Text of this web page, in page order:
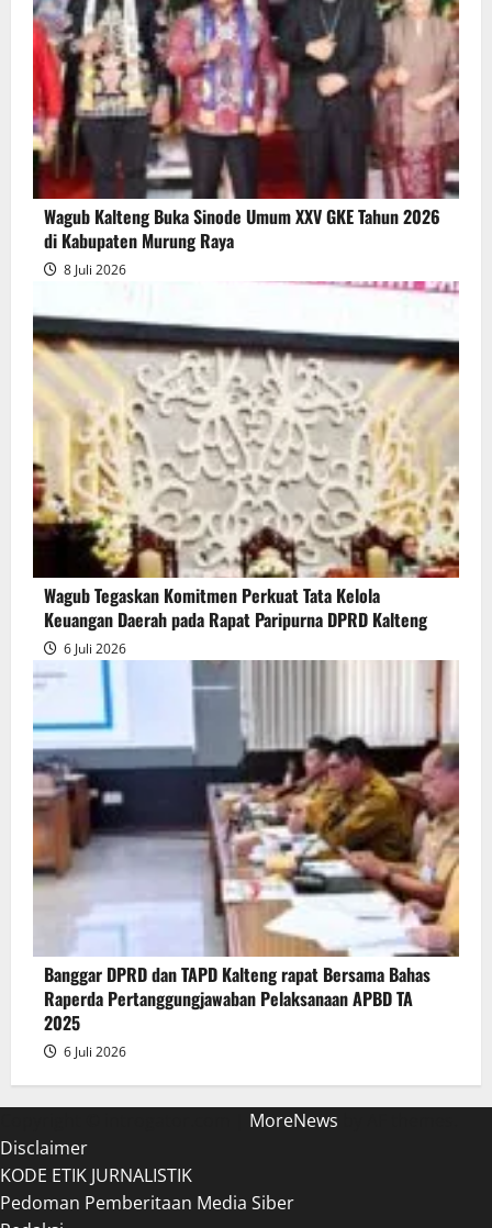
Wagub Kalteng Buka Sinode Umum XXV GKE Tahun 2026
di Kabupaten Murung Raya
8 Juli 2026
Wagub Tegaskan Komitmen Perkuat Tata Kelola
Keuangan Daerah pada Rapat Paripurna DPRD Kalteng
6 Juli 2026
Banggar DPRD dan TAPD Kalteng rapat Bersama Bahas
Raperda Pertanggungjawaban Pelaksanaan APBD TA
2025
6 Juli 2026
MoreNews
Disclaimer
KODE ETIK JURNALISTIK
Pedoman Pemberitaan Media Siber